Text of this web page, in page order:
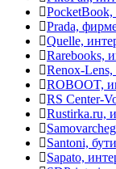
PocketBook,
Prada,
Quelle,
Rarebooks,
Renox-Lens,
ROBOOT,
RS Center-
Rustirka.ru,
Santoni,
Sapato,